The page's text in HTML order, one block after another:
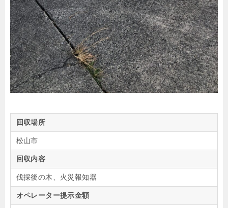
回収場所
松山市
回収内容
伐採後の木、火災報知器
オペレーター提示金額